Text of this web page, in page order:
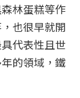
林蛋糕等作
也很早就開
代表性且世
的領域，鐵